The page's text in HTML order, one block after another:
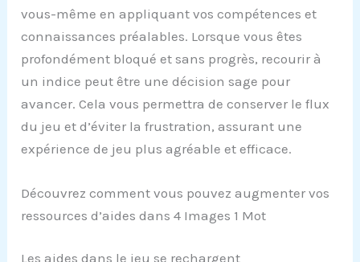
vous-même en appliquant vos compétences et
connaissances préalables. Lorsque vous êtes
profondément bloqué et sans progrès, recourir à
un indice peut être une décision sage pour
avancer. Cela vous permettra de conserver le flux
du jeu et d’éviter la frustration, assurant une
expérience de jeu plus agréable et efficace.
Découvrez comment vous pouvez augmenter vos
ressources d’aides dans 4 Images 1 Mot
Les aides dans le jeu se rechargent